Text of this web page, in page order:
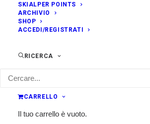
SKIALPER POINTS
ARCHIVIO
SHOP
ACCEDI/REGISTRATI
RICERCA
CARRELLO
Il tuo carrello è vuoto.